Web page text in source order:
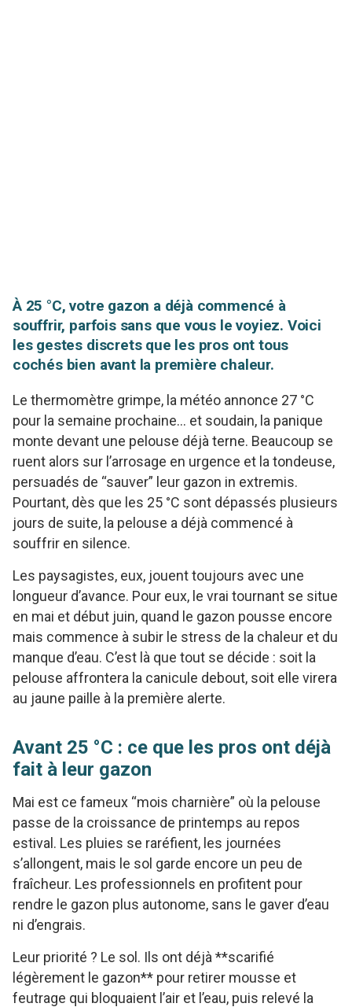
À 25 °C, votre gazon a déjà commencé à
souffrir, parfois sans que vous le voyiez. Voici
les gestes discrets que les pros ont tous
cochés bien avant la première chaleur.
Le thermomètre grimpe, la météo annonce 27 °C
pour la semaine prochaine… et soudain, la panique
monte devant une pelouse déjà terne. Beaucoup se
ruent alors sur l’arrosage en urgence et la tondeuse,
persuadés de “sauver” leur gazon in extremis.
Pourtant, dès que les 25 °C sont dépassés plusieurs
jours de suite, la pelouse a déjà commencé à
souffrir en silence.
Les paysagistes, eux, jouent toujours avec une
longueur d’avance. Pour eux, le vrai tournant se situe
en mai et début juin, quand le gazon pousse encore
mais commence à subir le stress de la chaleur et du
manque d’eau. C’est là que tout se décide : soit la
pelouse affrontera la canicule debout, soit elle virera
au jaune paille à la première alerte.
Avant 25 °C : ce que les pros ont déjà
fait à leur gazon
Mai est ce fameux “mois charnière” où la pelouse
passe de la croissance de printemps au repos
estival. Les pluies se raréfient, les journées
s’allongent, mais le sol garde encore un peu de
fraîcheur. Les professionnels en profitent pour
rendre le gazon plus autonome, sans le gaver d’eau
ni d’engrais.
Leur priorité ? Le sol. Ils ont déjà **scarifié
légèrement le gazon** pour retirer mousse et
feutrage qui bloquaient l’air et l’eau, puis relevé la